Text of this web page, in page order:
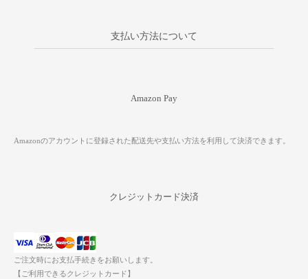
支払い方法について
Amazon Pay
Amazonのアカウントに登録された配送先や支払い方法を利用して決済できます。
クレジットカード決済
ご注文時にお支払手続きをお願いします。
【ご利用できるクレジットカード】